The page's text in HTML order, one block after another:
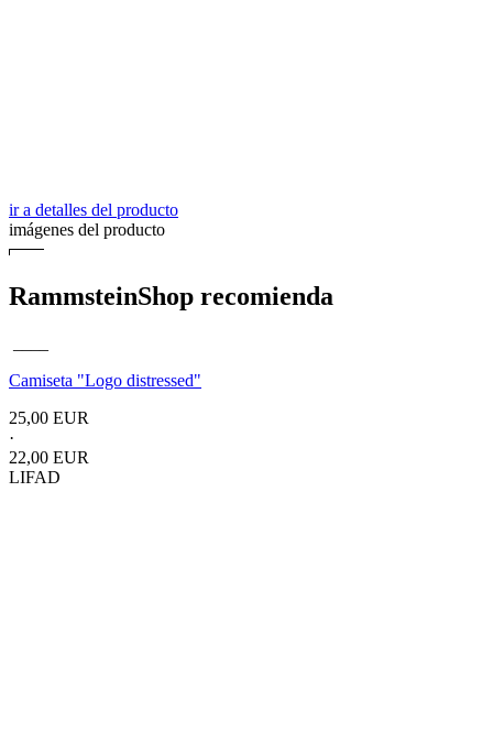
ir a detalles del producto
imágenes del producto
RammsteinShop recomienda
Camiseta "Logo distressed"
25,00 EUR
·
22,00 EUR
LIFAD